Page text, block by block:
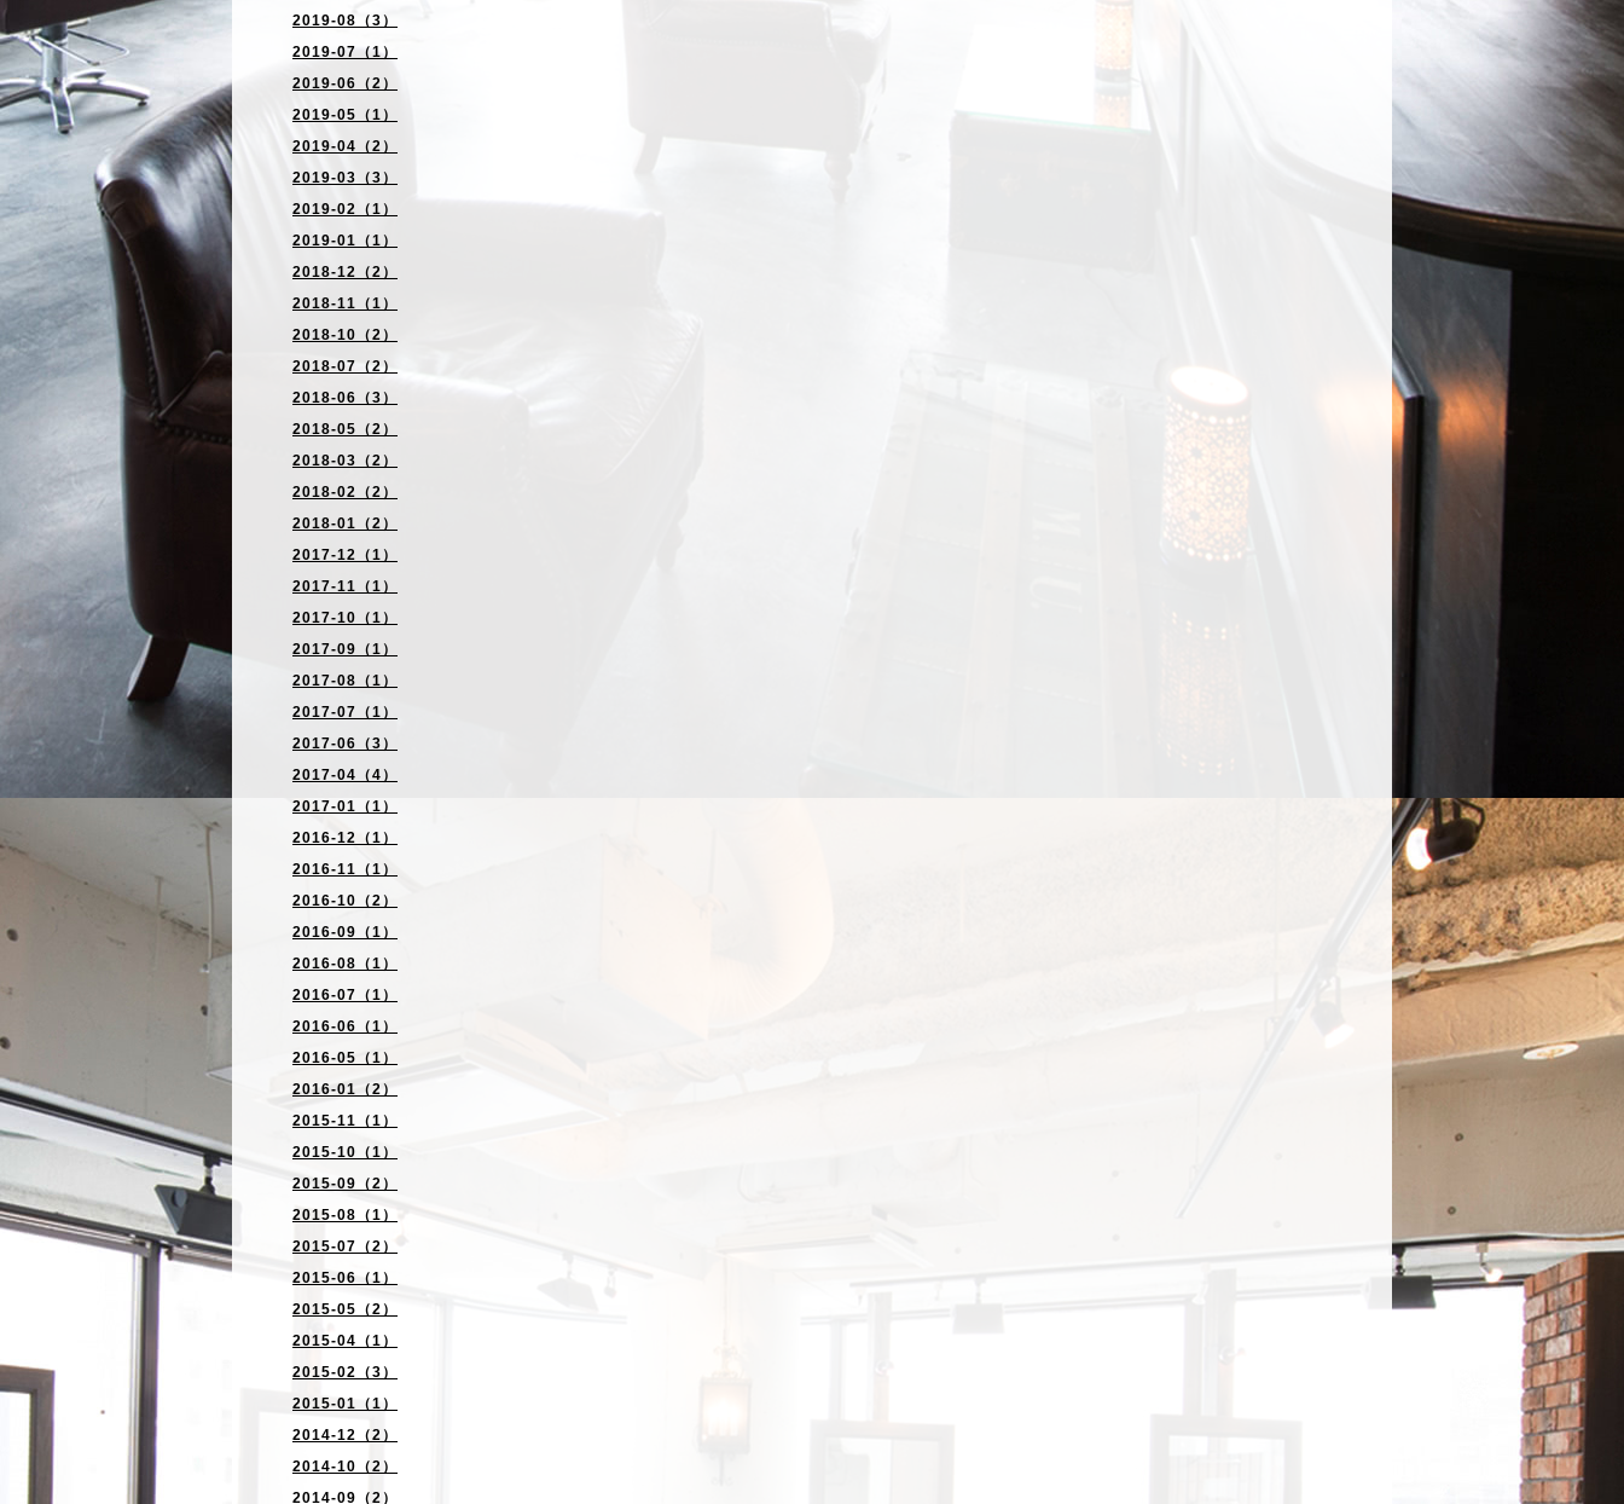
2019-08（3）
2019-07（1）
2019-06（2）
2019-05（1）
2019-04（2）
2019-03（3）
2019-02（1）
2019-01（1）
2018-12（2）
2018-11（1）
2018-10（2）
2018-07（2）
2018-06（3）
2018-05（2）
2018-03（2）
2018-02（2）
2018-01（2）
2017-12（1）
2017-11（1）
2017-10（1）
2017-09（1）
2017-08（1）
2017-07（1）
2017-06（3）
2017-04（4）
2017-01（1）
2016-12（1）
2016-11（1）
2016-10（2）
2016-09（1）
2016-08（1）
2016-07（1）
2016-06（1）
2016-05（1）
2016-01（2）
2015-11（1）
2015-10（1）
2015-09（2）
2015-08（1）
2015-07（2）
2015-06（1）
2015-05（2）
2015-04（1）
2015-02（3）
2015-01（1）
2014-12（2）
2014-10（2）
2014-09（2）